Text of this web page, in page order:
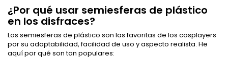
¿Por qué usar semiesferas de plástico
en los disfraces?
Las semiesferas de plástico son las favoritas de los cosplayers
por su adaptabilidad, facilidad de uso y aspecto realista. He
aquí por qué son tan populares: